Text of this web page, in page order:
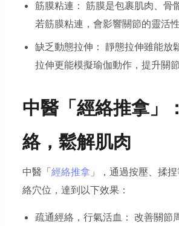
筋膜粘連： 筋膜是包裹肌肉、骨
若筋膜粘連，會影響關節的靈活性
缺乏動態拉伸： 靜態拉伸雖能放
拉伸更能模擬瑜伽動作，提升關節
中醫「經絡推拿」
絡，鬆解肌肉
中醫「經絡推拿 」，通過按壓、揉
絡穴位，達到以下效果：
疏通經絡，行氣活血： 改善關節